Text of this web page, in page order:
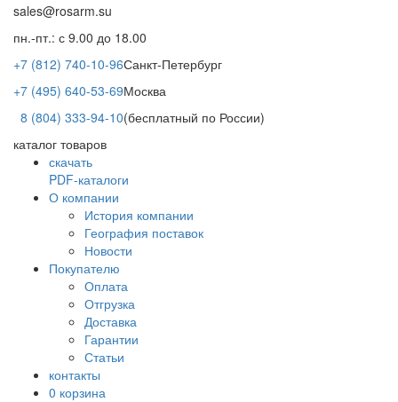
sales@rosarm.su
пн.-пт.: с 9.00 до 18.00
+7 (812) 740-10-96Санкт-Петербург
+7 (495) 640-53-69Москва
8 (804) 333-94-10(бесплатный по России)
каталог товаров
скачать
PDF-каталоги
О компании
История компании
География поставок
Новости
Покупателю
Оплата
Отгрузка
Доставка
Гарантии
Статьи
контакты
0 корзина